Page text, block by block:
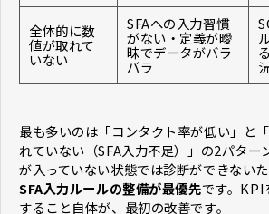
全体的に数
値が取れて
いない
SFAへの入力習慣
がない・定義が曖
昧でデータがバラ
バラ
最も多いのは「コンタクト率が低い」と
れていない（SFA入力不足）」の2パター
が入っていない状態では診断ができないた
SFA入力ルールの整備が最優先です。KPI
すること自体が、最初の改善です。